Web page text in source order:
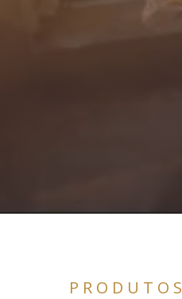
PRODUTOS